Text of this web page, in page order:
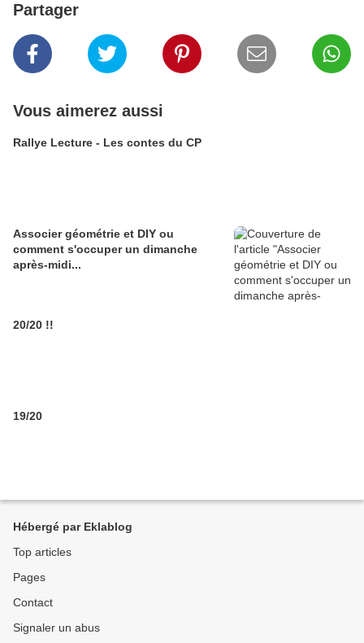
Partager
Vous aimerez aussi
Rallye Lecture - Les contes du CP
Associer géométrie et DIY ou
comment s'occuper un dimanche
après-midi...
20/20 !!
19/20
Hébergé par Eklablog
Top articles
Pages
Contact
Signaler un abus